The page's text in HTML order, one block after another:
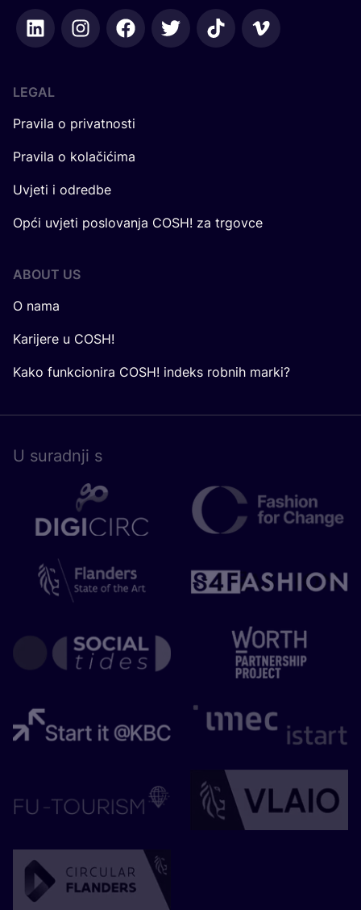
LEGAL
Pravila o privatnosti
Pravila o kolačićima
Uvjeti i odredbe
Opći uvjeti poslovanja COSH! za trgovce
ABOUT US
O nama
Karijere u COSH!
Kako funkcionira COSH! indeks robnih marki?
U surad­nji s